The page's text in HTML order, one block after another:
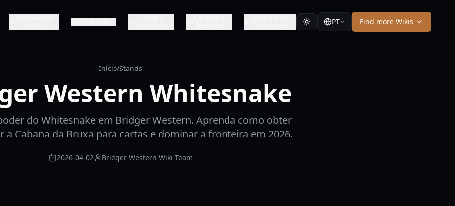
PT Find more Wikis
Início/Stands
Western Whitesnake
do Whitesnake em Bridger Western. Aprenda como obter
a Cabana da Bruxa para cartas e dominar a fronteira em 2026.
2026-04-02 Bridger Western Wiki Team